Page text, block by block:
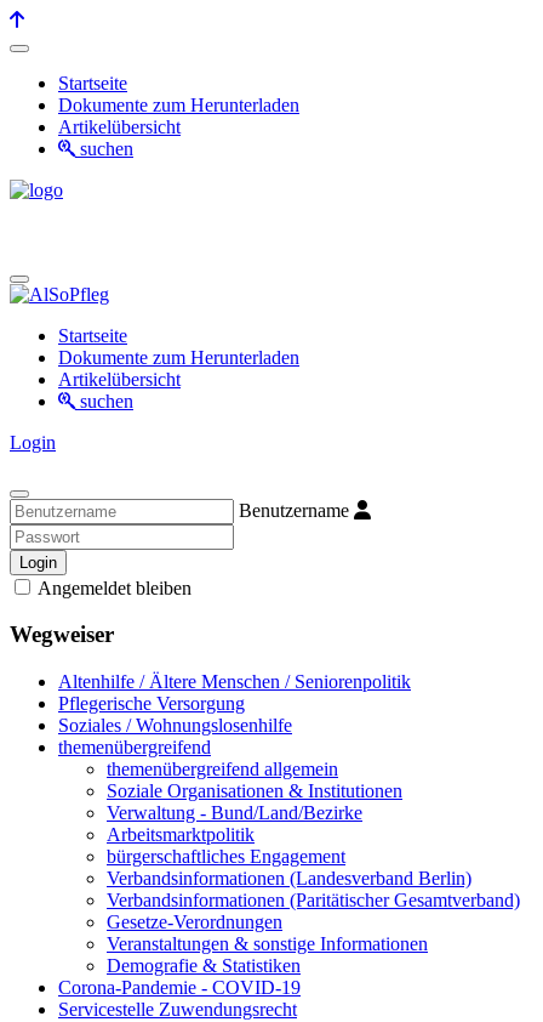
Startseite
Dokumente zum Herunterladen
Artikelübersicht
suchen
Startseite
Dokumente zum Herunterladen
Artikelübersicht
suchen
Login
Benutzername
Login
Angemeldet bleiben
Wegweiser
Altenhilfe / Ältere Menschen / Seniorenpolitik
Pflegerische Versorgung
Soziales / Wohnungslosenhilfe
themenübergreifend
themenübergreifend allgemein
Soziale Organisationen & Institutionen
Verwaltung - Bund/Land/Bezirke
Arbeitsmarktpolitik
bürgerschaftliches Engagement
Verbandsinformationen (Landesverband Berlin)
Verbandsinformationen (Paritätischer Gesamtverband)
Gesetze-Verordnungen
Veranstaltungen & sonstige Informationen
Demografie & Statistiken
Corona-Pandemie - COVID-19
Servicestelle Zuwendungsrecht